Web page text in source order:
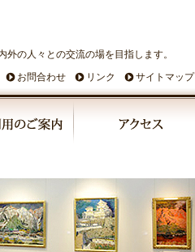
の人々との交流の場を目指します。
サイトマップ
リンク
お問合わせ